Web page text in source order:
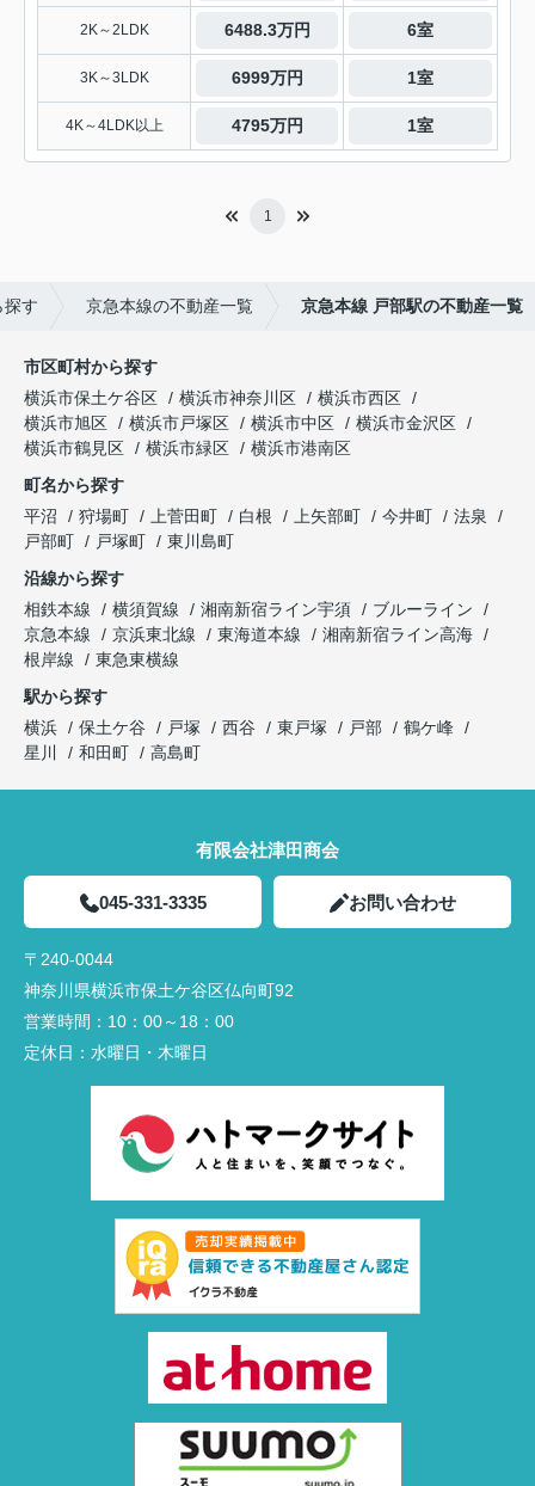
2K～2LDK 6488.3万円 6室
3K～3LDK 6999万円 1室
4K～4LDK以上 4795万円 1室
1
探す 京急本線の不動産一覧 京急本線 戸部駅の不動産一覧
市区町村から探す
横浜市保土ケ谷区
横浜市神奈川区
横浜市西区
横浜市旭区
横浜市戸塚区 横浜市中区
横浜市金沢区
横浜市鶴見区
横浜市緑区
横浜市港南区
町名から探す
平沼
狩場町 上菅田町 白根 上矢部町 今井町
法泉
戸部町
戸塚町
東川島町
沿線から探す
相鉄本線
横須賀線 湘南新宿ライン宇須
ブルーライン
京急本線
京浜東北線 東海道本線
湘南新宿ライン高海
根岸線
東急東横線
駅から探す
横浜
保土ケ谷 戸塚 西谷 東戸塚 戸部
鶴ケ峰
星川
和田町 高島町
有限会社津田商会
045-331-3335 お問い合わせ
〒240-0044
神奈川県横浜市保土ケ谷区仏向町92
営業時間： 10：00～18：00
定休日： 水曜日・木曜日